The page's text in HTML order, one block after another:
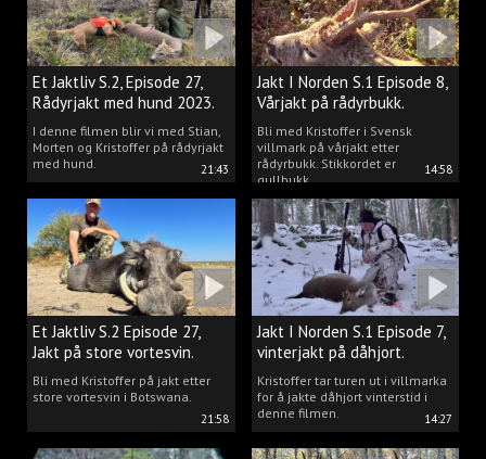
21:43
Et Jaktliv S.2, Episode 27,
Rådyrjakt med hund 2023.
I denne filmen blir vi med Stian,
Morten og Kristoffer på rådyrjakt
med hund.
14:58
Jakt I Norden S.1 Episode 8,
Vårjakt på rådyrbukk.
Bli med Kristoffer i Svensk
villmark på vårjakt etter
rådyrbukk. Stikkordet er
gullbukk.
21:58
Et Jaktliv S.2 Episode 27,
Jakt på store vortesvin.
Bli med Kristoffer på jakt etter
store vortesvin i Botswana.
14:27
Jakt I Norden S.1 Episode 7,
vinterjakt på dåhjort.
Kristoffer tar turen ut i villmarka
for å jakte dåhjort vinterstid i
denne filmen.